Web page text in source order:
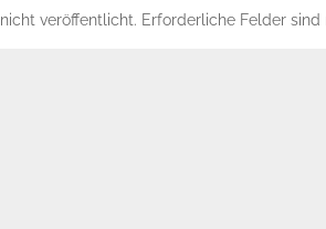
veröffentlicht. Erforderliche Felder sind